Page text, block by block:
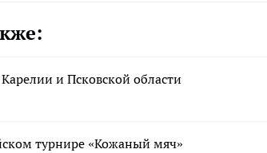
и Псковской области
турнире «Кожаный мяч»